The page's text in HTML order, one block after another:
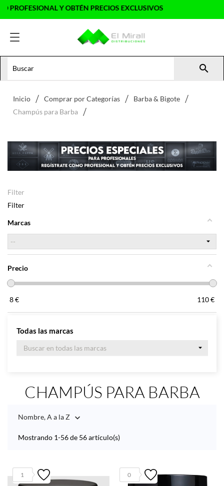
Y OBTÉN PRECIOS EXCLUSIVOS

Inicio Comprar por Categorías
Barba & Bigote
Champús para Barba
Filter
Filter
Marcas
Precio
8€ 110€
Todas las marcas
CHAMPÚS PARA BARBA
Nombre, A a la Z 
Mostrando 1-56 de 56 artículo(s)
1 0